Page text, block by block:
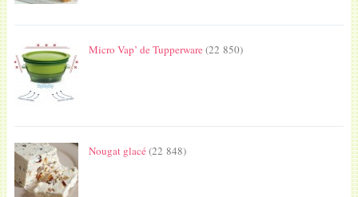
Micro Vap’ de Tupperware(22 850)
Nougat glacé(22 848)